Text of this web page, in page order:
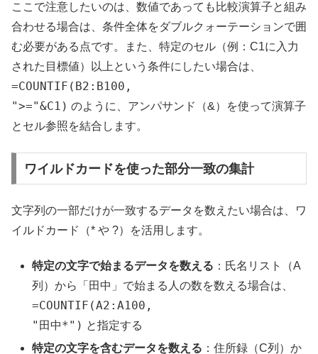
ここで注意したいのは、数値であっても比較演算子と組み
合わせる場合は、条件全体をダブルクォーテーションで囲
む必要がある点です。また、特定のセル（例：C1に入力
された目標値）以上という条件にしたい場合は、
=COUNTIF(B2:B100,
">="&C1) のように、アンパサンド（&）を使って演算子
とセル参照を結合します。
ワイルドカードを使った部分一致の集計
文字列の一部だけが一致するデータを数えたい場合は、ワ
イルドカード（* や ?）を活用します。
特定の文字で始まるデータを数える ：氏名リスト（A
列）から「田中」で始まる人の数を数える場合は、
=COUNTIF(A2:A100,
"田中*") と指定する
特定の文字を含むデータを数える ：住所録（C列）か